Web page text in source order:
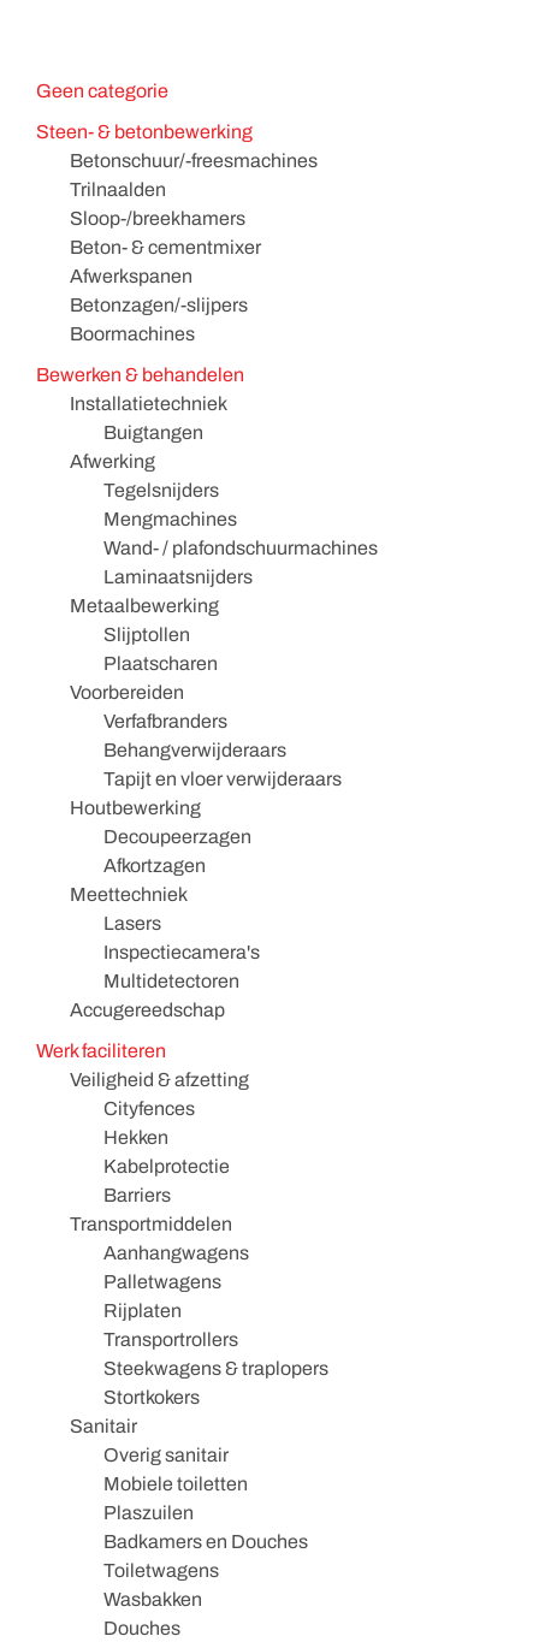
Geen categorie
Steen- & betonbewerking
Betonschuur/-freesmachines
Trilnaalden
Sloop-/breekhamers
Beton- & cementmixer
Afwerkspanen
Betonzagen/-slijpers
Boormachines
Bewerken & behandelen
Installatietechniek
Buigtangen
Afwerking
Tegelsnijders
Mengmachines
Wand- / plafondschuurmachines
Laminaatsnijders
Metaalbewerking
Slijptollen
Plaatscharen
Voorbereiden
Verfafbranders
Behangverwijderaars
Tapijt en vloer verwijderaars
Houtbewerking
Decoupeerzagen
Afkortzagen
Meettechniek
Lasers
Inspectiecamera's
Multidetectoren
Accugereedschap
Werk faciliteren
Veiligheid & afzetting
Cityfences
Hekken
Kabelprotectie
Barriers
Transportmiddelen
Aanhangwagens
Palletwagens
Rijplaten
Transportrollers
Steekwagens & traplopers
Stortkokers
Sanitair
Overig sanitair
Mobiele toiletten
Plaszuilen
Badkamers en Douches
Toiletwagens
Wasbakken
Douches